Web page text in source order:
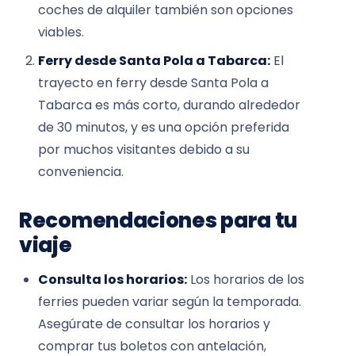
coches de alquiler también son opciones
viables.
Ferry desde Santa Pola a Tabarca: El
trayecto en ferry desde Santa Pola a
Tabarca es más corto, durando alrededor
de 30 minutos, y es una opción preferida
por muchos visitantes debido a su
conveniencia.
Recomendaciones para tu
viaje
Consulta los horarios: Los horarios de los
ferries pueden variar según la temporada.
Asegúrate de consultar los horarios y
comprar tus boletos con antelación,